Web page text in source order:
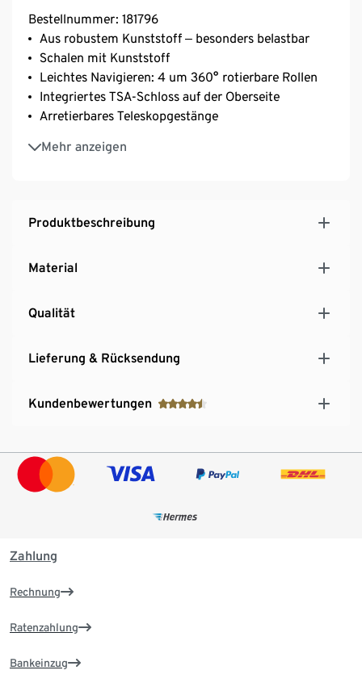
Bestellnummer: 181796
Aus robustem Kunststoff ‒ besonders belastbar
Schalen mit Kunststoff
Leichtes Navigieren: 4 um 360° rotierbare Rollen
Integriertes TSA-Schloss auf der Oberseite
Arretierbares Teleskopgestänge
Mehr anzeigen
Innenraum mit Fixier-Spanngurt und
Reißverschluss-Trennwand
Griff am Boden ‒ erleichtert die Handhabung
Produktbeschreibung
Material
Qualität
Lieferung & Rücksendung
Kundenbewertungen
Zahlung
Rechnung
Ratenzahlung
Bankeinzug